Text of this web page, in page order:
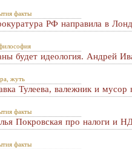
факты
РФ направила в
будет идеология. Андрей
жуть
Тулеева, валежник и
факты
Покровская про налоги и
факты